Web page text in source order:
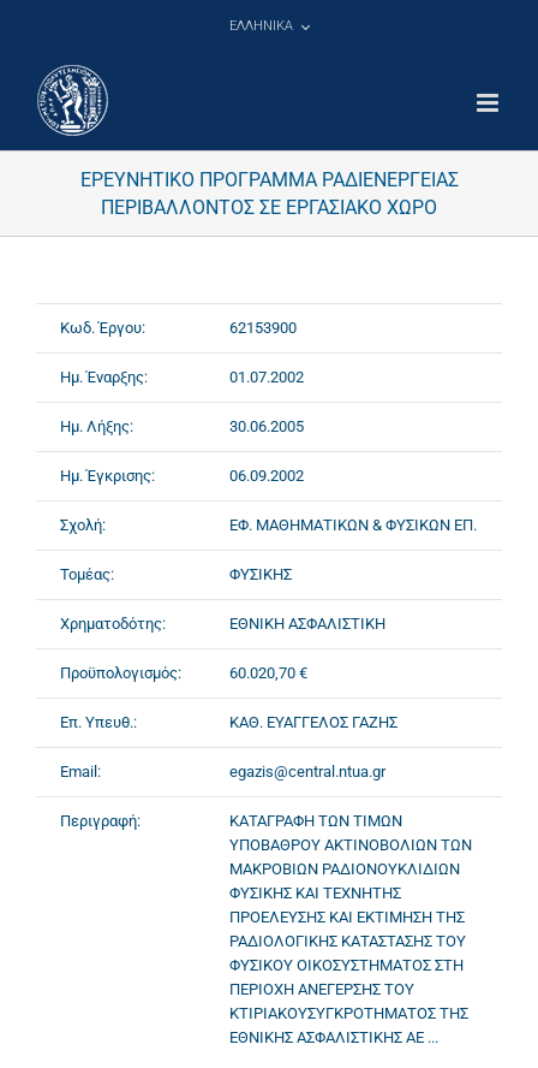
ΕΛΛΗΝΙΚΑ
ΕΡΕΥΝΗΤΙΚΟ ΠΡΟΓΡΑΜΜΑ ΡΑΔΙΕΝΕΡΓΕΙΑΣ
ΠΕΡΙΒΑΛΛΟΝΤΟΣ ΣΕ ΕΡΓΑΣΙΑΚΟ ΧΩΡΟ
Κωδ. Έργου: 62153900
Ημ. Έναρξης: 01.07.2002
Ημ. Λήξης: 30.06.2005
Ημ. Έγκρισης: 06.09.2002
Σχολή: ΕΦ. ΜΑΘΗΜΑΤΙΚΩΝ & ΦΥΣΙΚΩΝ ΕΠ.
Τομέας: ΦΥΣΙΚΗΣ
Χρηματοδότης: ΕΘΝΙΚΗ ΑΣΦΑΛΙΣΤΙΚΗ
Προϋπολογισμός: 60.020,70 €
Επ. Υπευθ.: ΚΑΘ. ΕΥΑΓΓΕΛΟΣ ΓΑΖΗΣ
Email: egazis@central.ntua.gr
Περιγραφή:
ΚΑΤΑΓΡΑΦΗ ΤΩΝ ΤΙΜΩΝ
ΥΠΟΒΑΘΡΟΥ ΑΚΤΙΝΟΒΟΛΙΩΝ ΤΩΝ
ΜΑΚΡΟΒΙΩΝ ΡΑΔΙΟΝΟΥΚΛΙΔΙΩΝ
ΦΥΣΙΚΗΣ ΚΑΙ ΤΕΧΝΗΤΗΣ
ΠΡΟΕΛΕΥΣΗΣ ΚΑΙ ΕΚΤΙΜΗΣΗ ΤΗΣ
ΡΑΔΙΟΛΟΓΙΚΗΣ ΚΑΤΑΣΤΑΣΗΣ ΤΟΥ
ΦΥΣΙΚΟΥ ΟΙΚΟΣΥΣΤΗΜΑΤΟΣ ΣΤΗ
ΠΕΡΙΟΧΗ ΑΝΕΓΕΡΣΗΣ ΤΟΥ
ΚΤΙΡΙΑΚΟΥΣΥΓΚΡΟΤΗΜΑΤΟΣ ΤΗΣ
ΕΘΝΙΚΗΣ ΑΣΦΑΛΙΣΤΙΚΗΣ ΑΕ ...